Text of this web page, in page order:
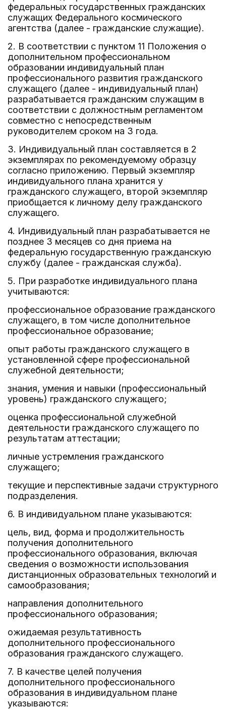
федеральных государственных гражданских
служащих Федерального космического
агентства (далее - гражданские служащие).
2. В соответствии с пунктом 11 Положения о
дополнительном профессиональном
образовании индивидуальный план
профессионального развития гражданского
служащего (далее - индивидуальный план)
разрабатывается гражданским служащим в
соответствии с должностным регламентом
совместно с непосредственным
руководителем сроком на 3 года.
3. Индивидуальный план составляется в 2
экземплярах по рекомендуемому образцу
согласно приложению. Первый экземпляр
индивидуального плана хранится у
гражданского служащего, второй экземпляр
приобщается к личному делу гражданского
служащего.
4. Индивидуальный план разрабатывается не
позднее 3 месяцев со дня приема на
федеральную государственную гражданскую
службу (далее - гражданская служба).
5. При разработке индивидуального плана
учитываются:
профессиональное образование гражданского
служащего, в том числе дополнительное
профессиональное образование;
опыт работы гражданского служащего в
установленной сфере профессиональной
служебной деятельности;
знания, умения и навыки (профессиональный
уровень) гражданского служащего;
оценка профессиональной служебной
деятельности гражданского служащего по
результатам аттестации;
личные устремления гражданского
служащего;
текущие и перспективные задачи структурного
подразделения.
6. В индивидуальном плане указываются:
цель, вид, форма и продолжительность
получения дополнительного
профессионального образования, включая
сведения о возможности использования
дистанционных образовательных технологий и
самообразования;
направления дополнительного
профессионального образования;
ожидаемая результативность
дополнительного профессионального
образования гражданского служащего.
7. В качестве целей получения
дополнительного профессионального
образования в индивидуальном плане
указываются: